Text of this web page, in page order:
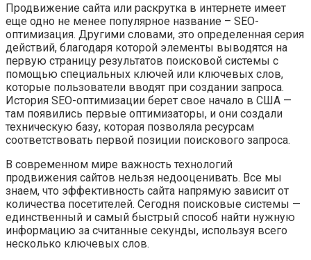
Продвижение сайта или раскрутка в интернете имеет
еще одно не менее популярное название – SEO-
оптимизация. Другими словами, это определенная серия
действий, благодаря которой элементы выводятся на
первую страницу результатов поисковой системы с
помощью специальных ключей или ключевых слов,
которые пользователи вводят при создании запроса.
История SEO-оптимизации берет свое начало в США —
там появились первые оптимизаторы, и они создали
техническую базу, которая позволяла ресурсам
соответствовать первой позиции поискового запроса.
В современном мире важность технологий
продвижения сайтов нельзя недооценивать. Все мы
знаем, что эффективность сайта напрямую зависит от
количества посетителей. Сегодня поисковые системы —
единственный и самый быстрый способ найти нужную
информацию за считанные секунды, используя всего
несколько ключевых слов.